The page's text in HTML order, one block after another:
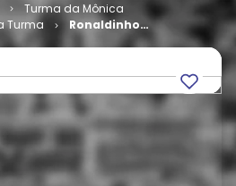
Turma da Mônica
Turma
Ronaldinho
Gaúcho # 57